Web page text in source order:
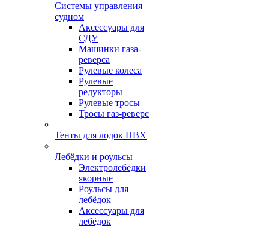
Системы управления
судном
Аксессуары для
СДУ
Машинки газа-
реверса
Рулевые колеса
Рулевые
редукторы
Рулевые тросы
Тросы газ-реверс
Тенты для лодок ПВХ
Лебёдки и роульсы
Электролебёдки
якорные
Роульсы для
лебёдок
Аксессуары для
лебёдок